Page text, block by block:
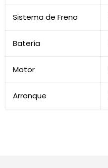
Sistema de Freno
Batería
Motor
Arranque